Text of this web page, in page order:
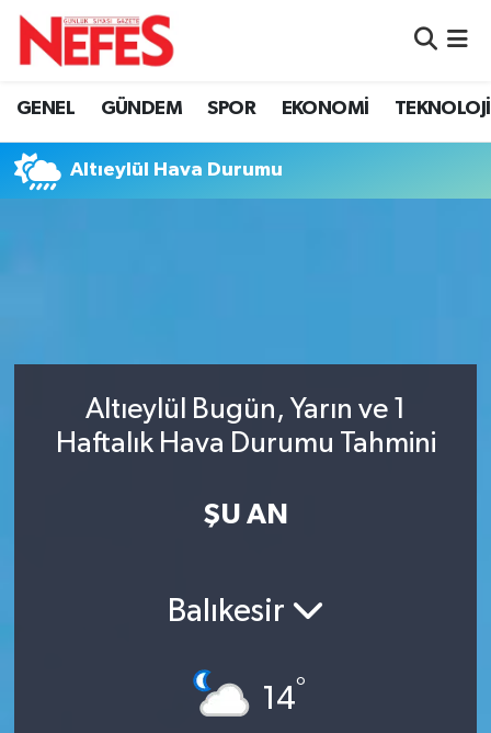
GENEL GÜNDEM SPOR EKONOMİ TEKNOLOJİ
Altıeylül Hava Durumu
Altıeylül Bugün, Yarın ve 1
Haftalık Hava Durumu Tahmini
ŞU AN
Balıkesir
14°
Hava Durumu
Namaz Vakitleri
Tüm Manşetler
Son Dakika Haberleri